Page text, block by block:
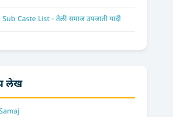
Caste List - तेली समाज उपजाती यादी
लेख